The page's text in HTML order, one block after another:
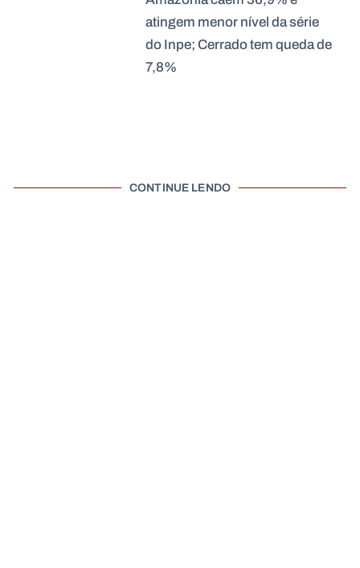
atingem menor nível da série
do Inpe; Cerrado tem queda de
7,8%
CONTINUE LENDO